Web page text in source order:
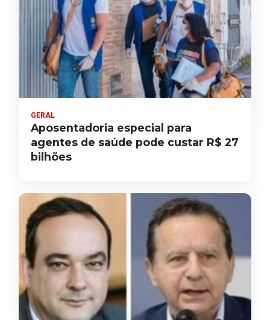
GERAL
Aposentadoria especial para
agentes de saúde pode custar R$ 27
bilhões